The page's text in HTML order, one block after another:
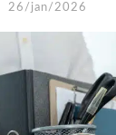
26/jan/2026